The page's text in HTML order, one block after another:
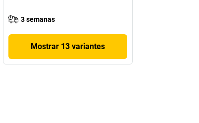
3 semanas
Mostrar 13 variantes